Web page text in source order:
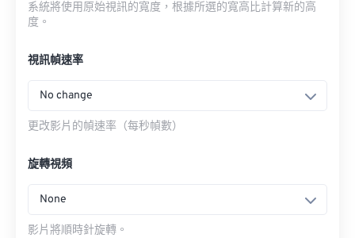
系統將使用原始視訊的寬度，根據所選的寬高比計算新的高
度。
視訊幀速率
No change
更改影片的幀速率（每秒幀數）
旋轉視頻
None
影片將順時針旋轉。